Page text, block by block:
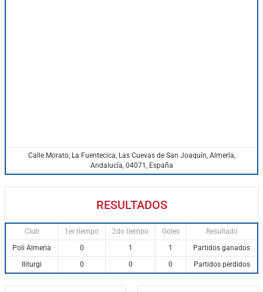
Calle Morato, La Fuentecica, Las Cuevas de San Joaquín, Almería,
Andalucía, 04071, España
RESULTADOS
Club 1er tiempo 2do tiempo Goles
Resultado
Poli Almeria
0 1 1
Partidos ganados
Iliturgi
0 0 0 Partidos perdidos